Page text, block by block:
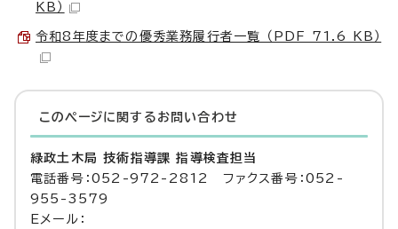
KB）
令和8年度までの優秀業務履行者一覧 （PDF 71.6 KB）
このページに関する お問い合わせ
緑政土木局 技術指導課 指導検査担当
電話番号：052-972-2812 ファクス番号：052-
955-3579
Eメール：